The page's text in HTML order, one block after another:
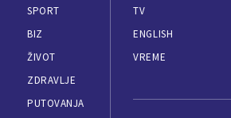
SPORT
BIZ
ŽIVOT
ZDRAVLJE
PUTOVANJA
TV
ENGLISH
VREME